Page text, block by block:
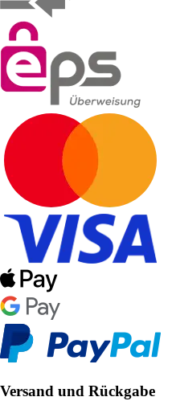
Versand und Rückgabe